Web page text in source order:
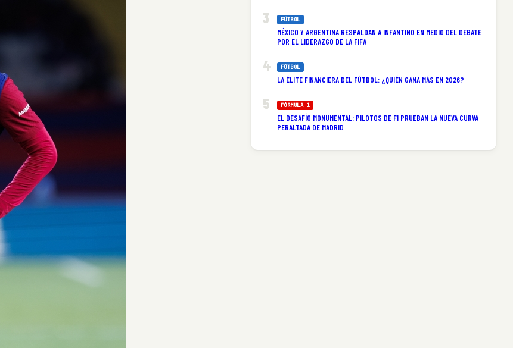
FÚTBOL
MÉXICO Y ARGENTINA RESPALDAN A INFANTINO EN MEDIO DEL DEBATE
POR EL LIDERAZGO DE LA FIFA
FÚTBOL
LA ÉLITE FINANCIERA DEL FÚTBOL: ¿QUIÉN GANA MÁS EN 2026?
FÓRMULA 1
EL DESAFÍO MONUMENTAL: PILOTOS DE F1 PRUEBAN LA NUEVA CURVA
PERALTADA DE MADRID